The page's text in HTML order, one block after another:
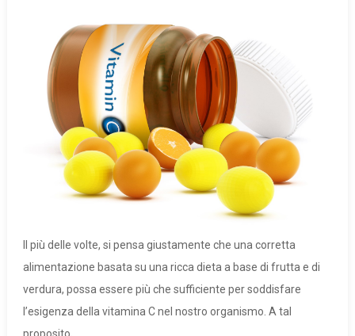
Il più delle volte, si pensa giustamente che una corretta
alimentazione basata su una ricca dieta a base di frutta e di
verdura, possa essere più che sufficiente per soddisfare
l’esigenza della vitamina C nel nostro organismo. A tal
proposito,…